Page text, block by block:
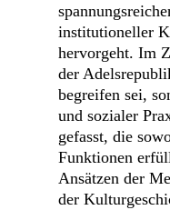
institutioneller
hervorgeht. Im
der
begreifen sei,
und sozialer
gefasst, die
Funktionen
Ansätzen der
der